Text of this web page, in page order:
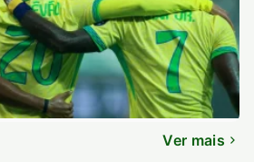
Ver mais